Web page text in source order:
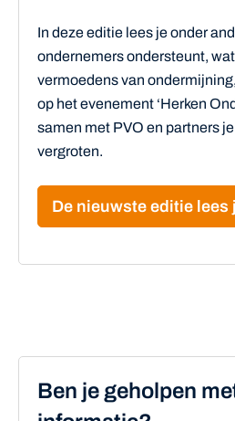
In deze editie lees je onder
ondernemers ondersteunt,
vermoedens van
op het evenement ‘Herken
samen met PVO en partners
vergroten.
De nieuwste editie lees
Ben je geholpen